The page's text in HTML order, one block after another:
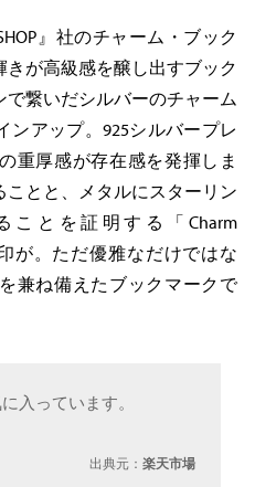
』社のチャーム・ブック
が高級感を醸し出すブック
繋いだシルバーのチャーム
ンアップ。925シルバープレ
重厚感が存在感を発揮しま
とと、メタルにスターリン
とを証明する「Charm
が。ただ優雅なだけではな
兼ね備えたブックマークで
入っています。
出典元：楽天市場